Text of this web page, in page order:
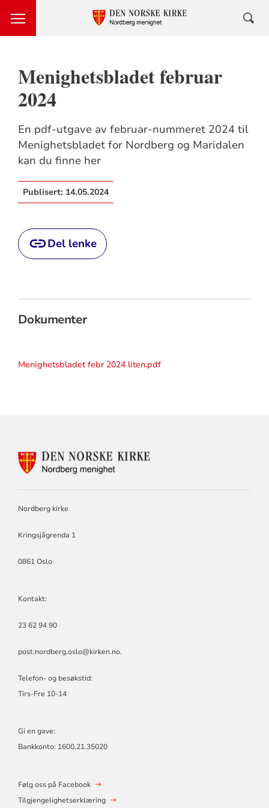
Menighetsbladet februar
2024
En pdf-utgave av februar-nummeret 2024 til
Menighetsbladet for Nordberg og Maridalen
kan du finne her
Publisert: 14.05.2024
Del lenke
Dokumenter
Menighetsbladet febr 2024 liten.pdf
KONTAKTINFORMASJON
Nordberg kirke
Kringsjågrenda 1
0861 Oslo
Kontakt:
23 62 94 90
post.nordberg.oslo@kirken.no.
Telefon- og besøkstid:
Tirs-Fre 10-14
Gi en gave:
Bankkonto: 1600.21.35020
Følg oss på Facebook
Tilgjengelighetserklæring